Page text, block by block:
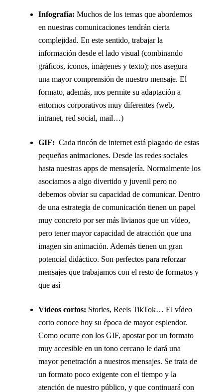
Infografía: Muchos de los temas que abordemos
en nuestras comunicaciones tendrán cierta
complejidad. En este sentido, trabajar la
información desde el lado visual (combinando
gráficos, iconos, imágenes y texto); nos asegura
una mayor comprensión de nuestro mensaje. El
formato, además, nos permite su adaptación a
entornos corporativos muy diferentes (web,
intranet, red social, mail…)
GIF: Cada rincón de internet está plagado de estas
pequeñas animaciones. Desde las redes sociales
hasta nuestras apps de mensajería. Normalmente los
asociamos a algo divertido y juvenil pero no
debemos obviar su capacidad de comunicar. Dentro
de una estrategia de comunicación tienen un papel
muy concreto por ser más livianos que un vídeo,
pero tener mayor capacidad de atracción que una
imagen sin animación. Además tienen un gran
potencial didáctico. Son perfectos para reforzar
mensajes que trabajamos con el resto de formatos y
que así
Vídeos cortos: Stories, Reels TikTok… El vídeo
corto conoce hoy su época de mayor esplendor.
Como ocurre con los GIF, apostar por un formato
muy accesible en un tono cercano le dará una
mayor penetración a nuestros mensajes. Se trata de
un formato poco exigente con el tiempo y la
atención de nuestro público, y que continuará con